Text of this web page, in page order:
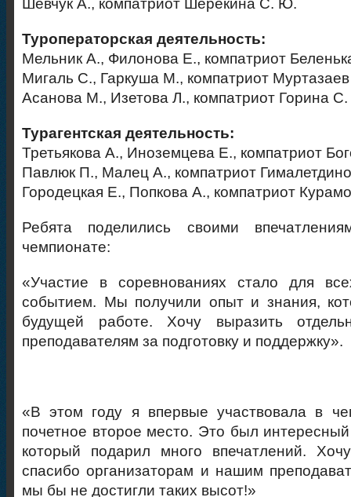
Туроператорская деятельность:
Мельник А., Филонова Е., компатриот
Мигаль С., Гаркуша М., компатриот
Асанова М., Изетова Л., компатриот Горина
Турагентская деятельность:
Третьякова А., Иноземцева Е., компатриот
Павлюк П., Малец А., компатриот
Городецкая Е., Попкова А., компатриот
Ребята поделились своими
чемпионате:
«Участие в соревнованиях стало для
событием. Мы получили опыт и знания,
будущей работе. Хочу выразить
преподавателям за подготовку и поддержку».
«В этом году я впервые участвовала в
почетное второе место. Это был
который подарил много впечатлений.
спасибо организаторам и нашим
мы бы не достигли таких высот!»